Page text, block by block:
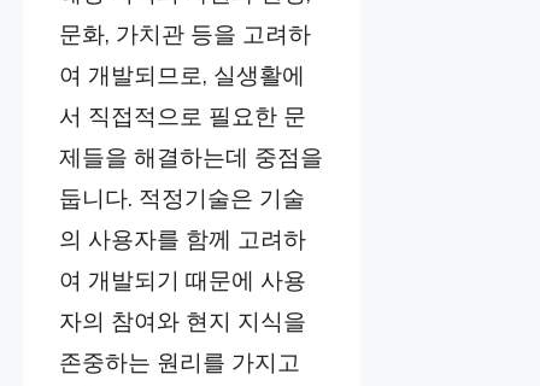
문화, 가치관 등을 고려하
여 개발되므로, 실생활에
서 직접적으로 필요한 문
제들을 해결하는데 중점을
둡니다. 적정기술은 기술
의 사용자를 함께 고려하
여 개발되기 때문에 사용
자의 참여와 현지 지식을
존중하는 원리를 가지고